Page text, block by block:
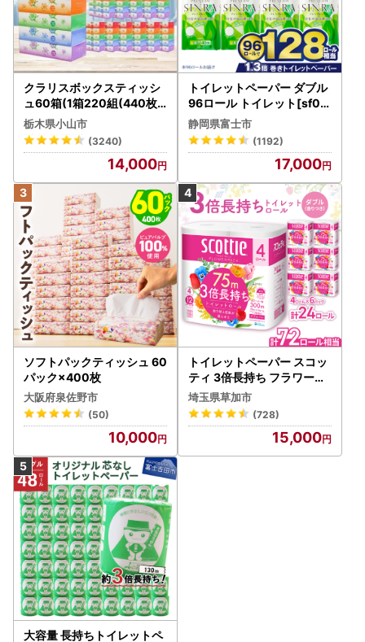
クラリスボックスティッシ
ュ60箱(1箱220組(440枚))
(5個入り×12セット)【配送
不可地域：離島・沖縄県】
【1256759】
栃木県小山市
(3240)
14,000
トイレットペーパー ダブル
96ロール トイレット[sf00
1-012]
静岡県富士市
(1192)
17,000
ソフトパックティッシュ 60
パック×400枚
大阪府泉佐野市
(50)
10,000
トイレットペーパー スコッ
ティ 3倍長持ち フラワーパ
ック 4ロール×6P
埼玉県草加市
(728)
15,000
大容量 長持ちトイレットペ